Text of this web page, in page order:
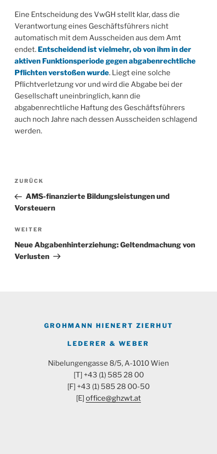
Eine Entscheidung des VwGH stellt klar, dass die
Verantwortung eines Geschäftsführers nicht
automatisch mit dem Ausscheiden aus dem Amt
endet. Entscheidend ist vielmehr, ob von ihm in der
aktiven Funktionsperiode gegen abgabenrechtliche
Pflichten verstoßen wurde. Liegt eine solche
Pflichtverletzung vor und wird die Abgabe bei der
Gesellschaft uneinbringlich, kann die
abgabenrechtliche Haftung des Geschäftsführers
auch noch Jahre nach dessen Ausscheiden schlagend
werden.
Beitragsnavigation
Vorheriger
Beitrag
ZURÜCK
AMS-finanzierte Bildungsleistungen und
Vorsteuern
Nächster
Beitrag
WEITER
Neue Abgabenhinterziehung: Geltendmachung von
Verlusten
GROHMANN HIENERT ZIERHUT
LEDERER & WEBER
Nibelungengasse 8/5, A-1010 Wien
[T] +43 (1) 585 28 00
[F] +43 (1) 585 28 00-50
[E] office@ghzwt.at